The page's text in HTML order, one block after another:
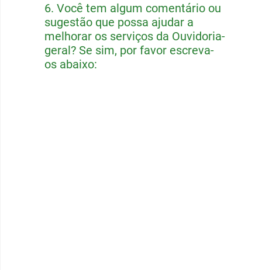
6. Você tem algum comentário ou
sugestão que possa ajudar a
melhorar os serviços da Ouvidoria-
geral? Se sim, por favor escreva-
os abaixo: